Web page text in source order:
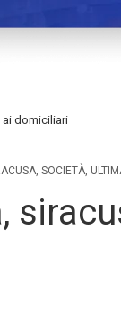
domiciliari
, SOCIETÀ,